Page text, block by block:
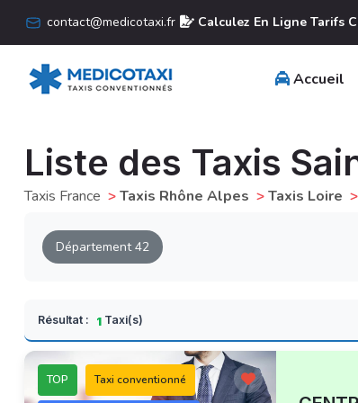
contact@medicotaxi.fr Calculez En Ligne Tarifs
Accueil
Liste des Taxis
Taxis France >Taxis Rhône Alpes >Taxis Loire >
Département 42
Résultat : 1 Taxi(s)
TOP Taxi conventionné